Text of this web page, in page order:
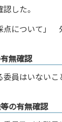
した。
点について」
無確認
員はいないこ
の有無確認